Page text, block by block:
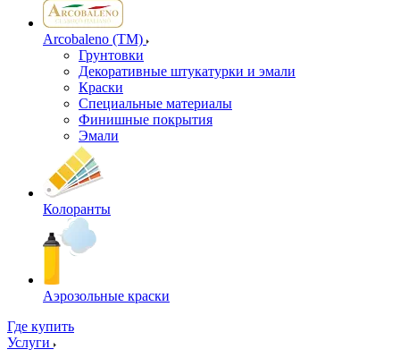
Arcobaleno (ТМ)
Грунтовки
Декоративные штукатурки и эмали
Краски
Специальные материалы
Финишные покрытия
Эмали
Колоранты
Аэрозольные краски
Где купить
Услуги